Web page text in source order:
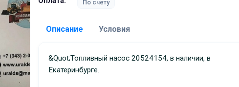
По счету
Описание Условия
&quot;Топливный насос 20524154, в наличии, в
Екатеринбурге.
Доставка:
Адрес самовывоза: